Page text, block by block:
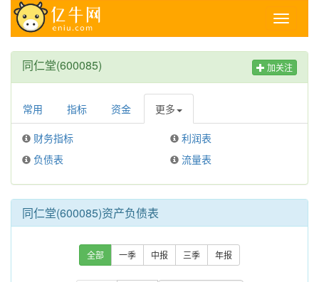
Toggle
同仁堂(600085) 加关注
常用 指标 资金 更多
财务指标
利润表
负债表
流量表
同仁堂(600085)资产负债表
全部 一季 中报 三季 年报